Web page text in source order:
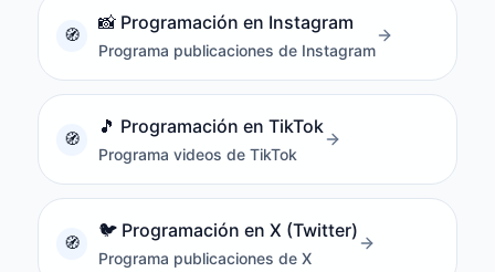
📸 Programación en Instagram
Programa publicaciones de Instagram
🎵 Programación en TikTok
Programa videos de TikTok
🐦 Programación en X (Twitter)
Programa publicaciones de X